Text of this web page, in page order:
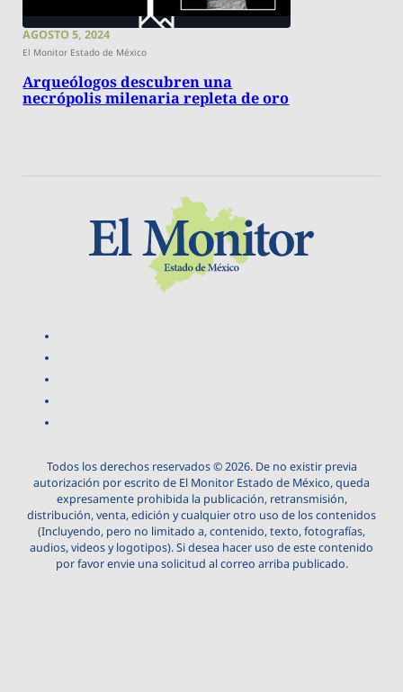
AGOSTO 5, 2024
El Monitor Estado de México
Arqueólogos descubren una
necrópolis milenaria repleta de oro
Todos los derechos reservados © 2026. De no existir previa
autorización por escrito de El Monitor Estado de México, queda
expresamente prohibida la publicación, retransmisión,
distribución, venta, edición y cualquier otro uso de los contenidos
(Incluyendo, pero no limitado a, contenido, texto, fotografías,
audios, videos y logotipos). Si desea hacer uso de este contenido
por favor envie una solicitud al correo arriba publicado.